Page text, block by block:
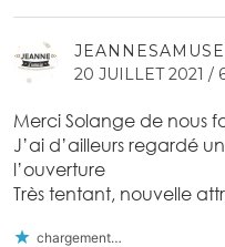
JEANNESAMUSE
20 JUILLET 2021 /
Merci Solange de nous
J’ai d’ailleurs regardé
l’ouverture
Très tentant, nouvelle
chargement…